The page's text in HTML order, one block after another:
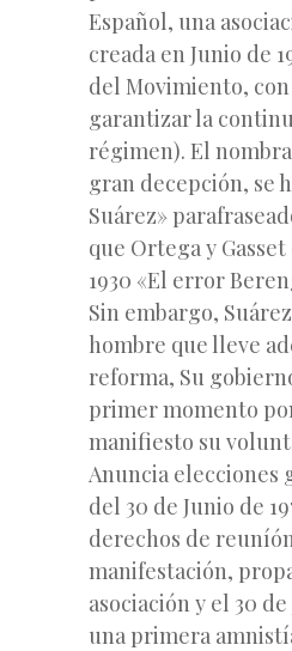
Español, una
creada en Junio de
del Movimiento,
garantizar la
régimen). El
gran decepción, se
Suárez»
que Ortega y
1930 «El error
Sin embargo,
hombre que lleve
reforma, Su
primer momento
manifiesto su
Anuncia elecciones
del 30 de Junio de
derechos de
manifestación,
asociación y el 30
una primera